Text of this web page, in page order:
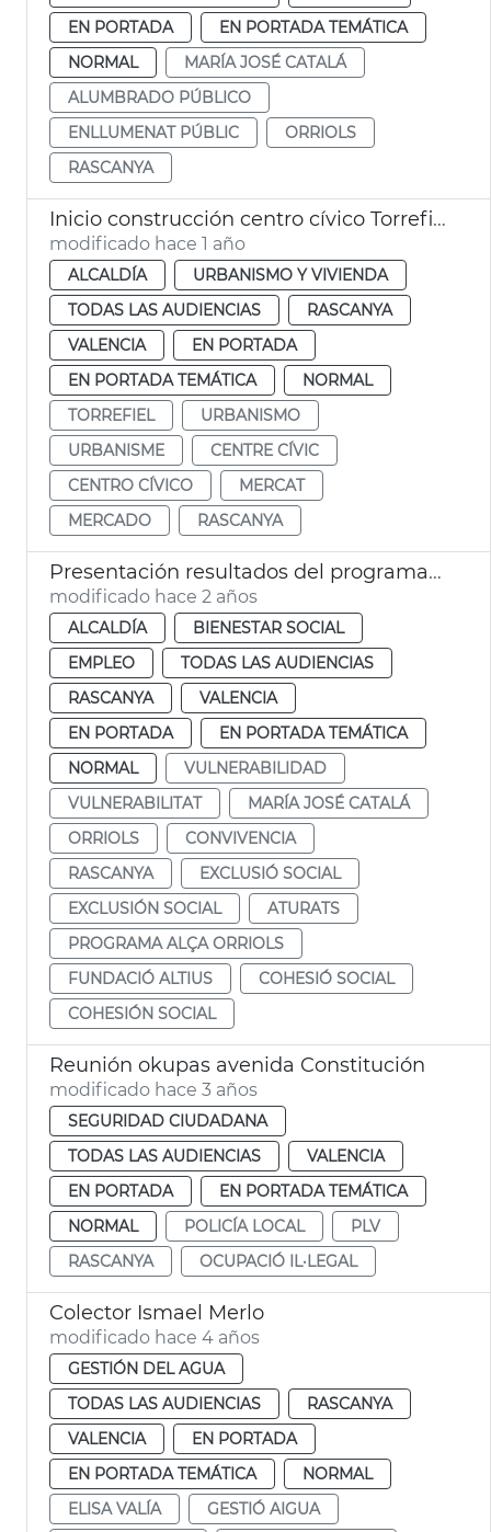
EN PORTADA
EN PORTADA TEMÁTICA
NORMAL
MARÍA JOSÉ CATALÁ
ALUMBRADO PÚBLICO
ENLLUMENAT PÚBLIC
ORRIOLS
RASCANYA
Inicio construcción centro cívico Torrefiel de València
modificado hace 1 año
ALCALDÍA
URBANISMO Y VIVIENDA
TODAS LAS AUDIENCIAS
RASCANYA
VALENCIA
EN PORTADA
EN PORTADA TEMÁTICA
NORMAL
TORREFIEL
URBANISMO
URBANISME
CENTRE CÍVIC
CENTRO CÍVICO
MERCAT
MERCADO
RASCANYA
Presentación resultados del programa Inter Orriols
modificado hace 2 años
ALCALDÍA
BIENESTAR SOCIAL
EMPLEO
TODAS LAS AUDIENCIAS
RASCANYA
VALENCIA
EN PORTADA
EN PORTADA TEMÁTICA
NORMAL
VULNERABILIDAD
VULNERABILITAT
MARÍA JOSÉ CATALÁ
ORRIOLS
CONVIVENCIA
RASCANYA
EXCLUSIÓ SOCIAL
EXCLUSIÓN SOCIAL
ATURATS
PROGRAMA ALÇA ORRIOLS
FUNDACIÓ ALTIUS
COHESIÓ SOCIAL
COHESIÓN SOCIAL
Reunión okupas avenida Constitución
modificado hace 3 años
SEGURIDAD CIUDADANA
TODAS LAS AUDIENCIAS
VALENCIA
EN PORTADA
EN PORTADA TEMÁTICA
NORMAL
POLICÍA LOCAL
PLV
RASCANYA
OCUPACIÓ IL·LEGAL
Colector Ismael Merlo
modificado hace 4 años
GESTIÓN DEL AGUA
TODAS LAS AUDIENCIAS
RASCANYA
VALENCIA
EN PORTADA
EN PORTADA TEMÁTICA
NORMAL
ELISA VALÍA
GESTIÓ AIGUA